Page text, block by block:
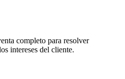
completo para resolver
intereses del cliente.